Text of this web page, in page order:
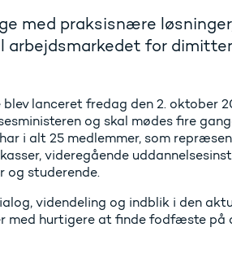
med praksisnære
arbejdsmarkedet for
lanceret fredag den 2. oktober
og skal mødes fire
i alt 25 medlemmer, som
videregående
og studerende.
videndeling og indblik i den
hurtigere at finde fodfæste på